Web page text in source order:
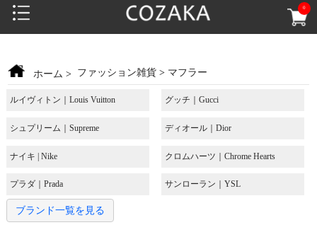
0
ホーム > ファッション雑貨 > マフラー
ルイヴィトン｜Louis Vuitton グッチ｜Gucci
シュプリーム｜Supreme ディオール｜Dior
ナイキ | Nike クロムハーツ｜Chrome Hearts
プラダ｜Prada サンローラン｜YSL
ブランド一覧を見る